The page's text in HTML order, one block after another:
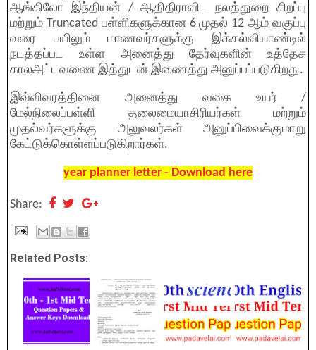
ஆங்கிலோ இந்தியன் / ஆதிதிராவிட நலத்துறை சிறப்பு
மற்றும் Truncated பள்ளிகளுக்கான 6 முதல் 12 ஆம் வகுப்பு
வரை பயிலும் மாணவர்களுக்கு இக்கல்வியாண்டில்
நடத்தப்பட உள்ள அனைத்து தேர்வுகளின் உத்தேச
காலஅட்டவணை இத்துடன் இணைத்து அனுப்பப்படுகிறது.
இவ்விவரத்தினை அனைத்து வகை உயர் /
மேல்நிலைப்பள்ளி தலைமையாசிரியர்கள் மற்றும்
முதல்வர்களுக்கு அலுவலர்கள் அனுப்பிவைக்குமாறு
கேட்டுக்கொள்ளப்படுகிறார்கள்.
year planner letter - Download here
Share:
Related Posts: